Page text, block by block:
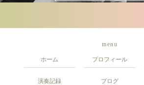
menu
ホーム プロフィール
演奏記録 ブログ